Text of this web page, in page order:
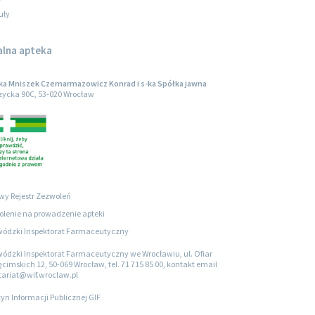
apteka
Mniszek Czemarmazowicz Konrad i s-ka Spółka jawna
90C, 53-020 Wrocław
Rejestr Zezwoleń
na prowadzenie apteki
Inspektorat Farmaceutyczny
Inspektorat Farmaceutyczny we Wrocławiu, ul. Ofiar
12, 50-069 Wrocław, tel. 71 715 85 00, kontakt email
Informacji Publicznej GIF